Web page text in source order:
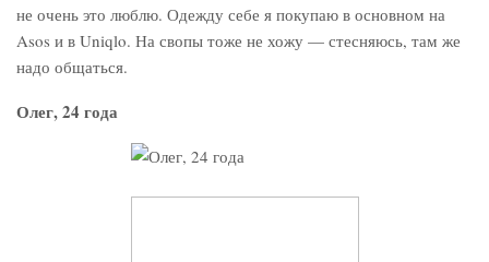
не очень это люблю. Одежду себе я покупаю в основном на
Asos и в Uniqlo. На свопы тоже не хожу — стесняюсь, там же
надо общаться.
Олег, 24 года